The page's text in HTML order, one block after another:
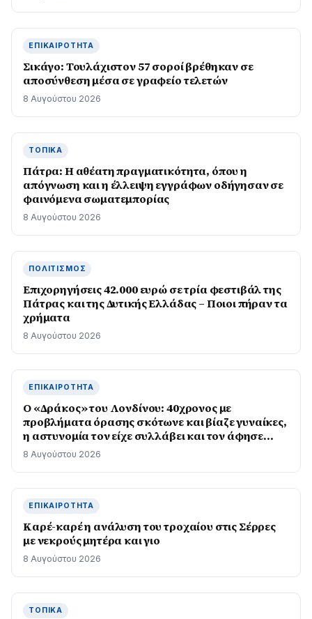
ΕΠΙΚΑΙΡΌΤΗΤΑ
Σικάγο: Τουλάχιστον 57 σοροί βρέθηκαν σε
αποσύνθεση μέσα σε γραφείο τελετών
8 Αυγούστου 2026
ΤΟΠΙΚΆ
Πάτρα: Η αθέατη πραγματικότητα, όπου η
απόγνωση και η έλλειψη εγγράφων οδήγησαν σε
φαινόμενα σωματεμπορίας
8 Αυγούστου 2026
ΠΟΛΙΤΙΣΜΌΣ
Επιχορηγήσεις 42.000 ευρώ σε τρία φεστιβάλ της
Πάτρας και της Δυτικής Ελλάδας – Ποιοι πήραν τα
χρήματα
8 Αυγούστου 2026
ΕΠΙΚΑΙΡΌΤΗΤΑ
Ο «Δράκος» του Λονδίνου: 40χρονος με
προβλήματα όρασης σκότωνε και βίαζε γυναίκες,
η αστυνομία τον είχε συλλάβει και τον άφησε
ελεύθερο
8 Αυγούστου 2026
ΕΠΙΚΑΙΡΌΤΗΤΑ
Καρέ-καρέ η ανάλυση του τροχαίου στις Σέρρες
με νεκρούς μητέρα και γιο
8 Αυγούστου 2026
ΤΟΠΙΚΆ